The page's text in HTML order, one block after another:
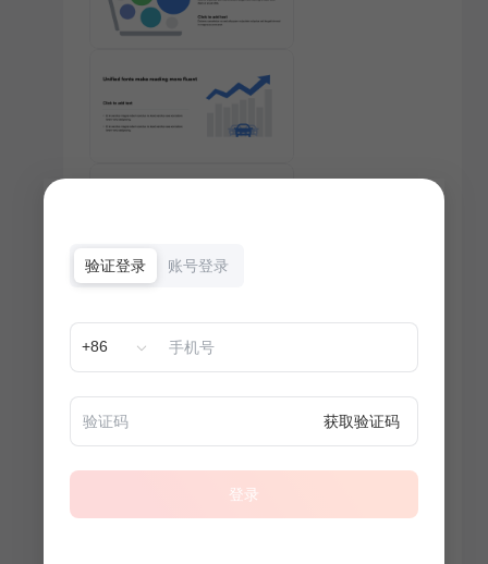
验证登录 账号登录
+86
获取验证码
登录